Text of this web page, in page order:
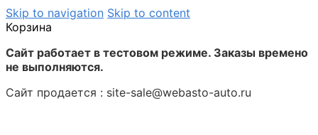
Skip to navigation Skip to content
Корзина
Сайт работает в тестовом режиме. Заказы времено
не выполняются.
Сайт продается : site-sale@webasto-auto.ru